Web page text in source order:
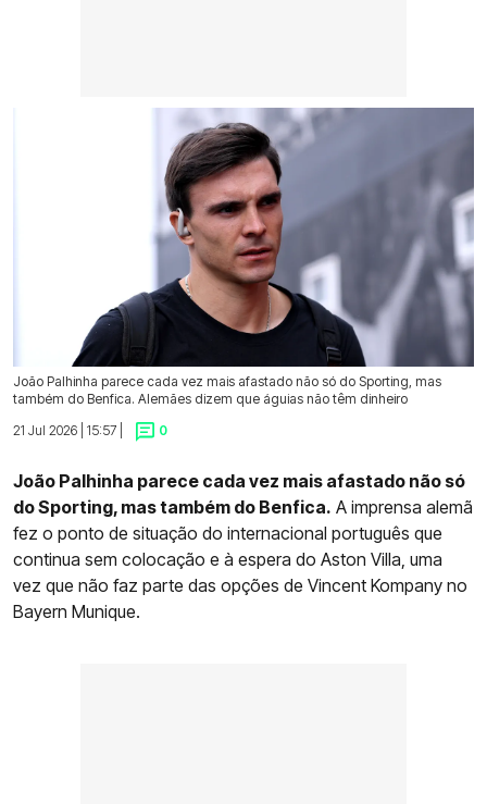
João Palhinha parece cada vez mais afastado não só do Sporting, mas
também do Benfica. Alemães dizem que águias não têm dinheiro
21 Jul 2026 | 15:57 |
0
João Palhinha parece cada vez mais afastado não só
do Sporting, mas também do Benfica. A imprensa alemã
fez o ponto de situação do internacional português que
continua sem colocação e à espera do Aston Villa, uma
vez que não faz parte das opções de Vincent Kompany no
Bayern Munique.